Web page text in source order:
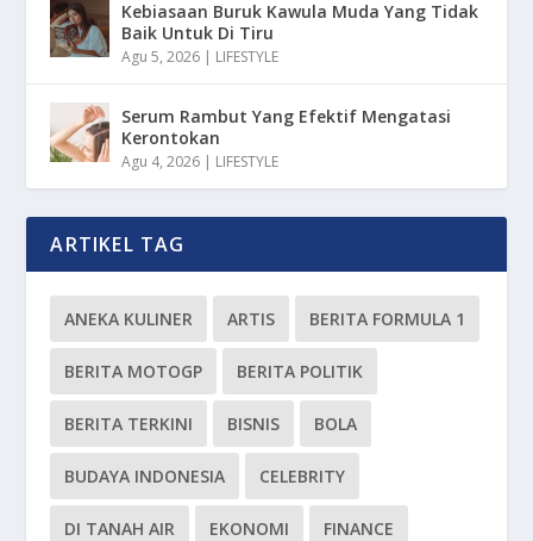
Kebiasaan Buruk Kawula Muda Yang Tidak
Baik Untuk Di Tiru
Agu 5, 2026 | LIFESTYLE
Serum Rambut Yang Efektif Mengatasi
Kerontokan
Agu 4, 2026 | LIFESTYLE
ARTIKEL TAG
ANEKA KULINER ARTIS BERITA FORMULA 1
BERITA MOTOGP BERITA POLITIK
BERITA TERKINI BISNIS BOLA
BUDAYA INDONESIA CELEBRITY
DI TANAH AIR EKONOMI FINANCE